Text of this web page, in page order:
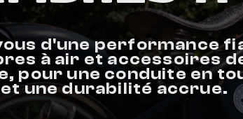
& SISSYBARS
PIEDS & COMMANDES AUX PIEDS
À AIR & ACCESSOIRES
d'une performance
à air et accessoires
pour une conduite en
une durabilité accrue.